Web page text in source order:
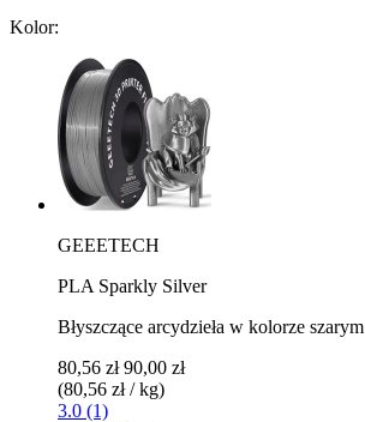
Kolor:
GEEETECH
PLA Sparkly Silver
Błyszczące arcydzieła w kolorze szarym
80,56 zł 90,00 zł
(80,56 zł / kg)
3.0 (1)